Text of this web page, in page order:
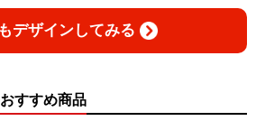
デザインしてみる
すすめ商品